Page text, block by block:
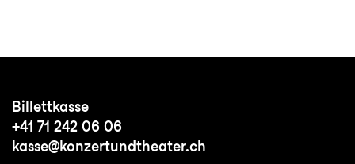
Zusammenarbeit mit anderen
Künstler:innen und dem Streben nach
Einfachheit. Darüber hinaus sucht er neue
Billettkasse
+41 71 242 06 06
kasse@konzertundtheater.ch